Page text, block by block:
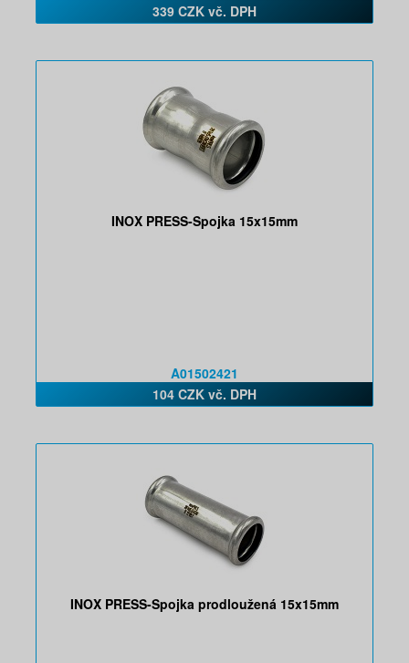
339 CZK vč. DPH
INOX PRESS-Spojka 15x15mm
A01502421
104 CZK vč. DPH
INOX PRESS-Spojka prodloužená 15x15mm